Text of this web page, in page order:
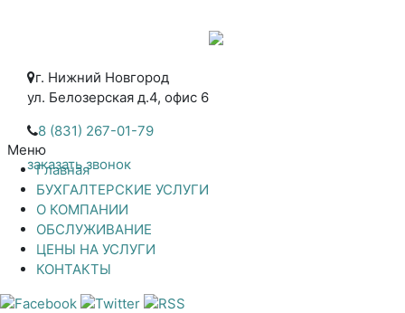
г. Нижний Новгород
ул. Белозерская д.4, офис 6
8 (831) 267-01-79
заказать звонок
Меню
Главная
БУХГАЛТЕРСКИЕ УСЛУГИ
О КОМПАНИИ
ОБСЛУЖИВАНИЕ
ЦЕНЫ НА УСЛУГИ
КОНТАКТЫ